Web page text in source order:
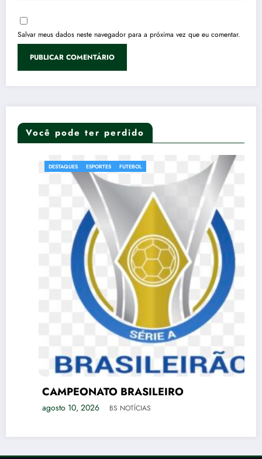
Salvar meus dados neste navegador para a próxima vez que eu comentar.
Você pode ter perdido
DESTAQUES ESPORTES FUTEBOL
CAMPEONATO BRASILEIRO
agosto 10, 2026 BS NOTÍCIAS